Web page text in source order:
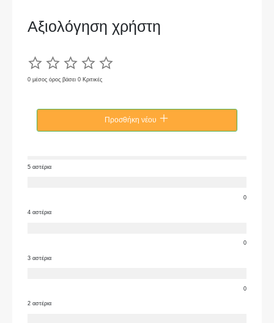
Αξιολόγηση χρήστη
0 μέσος όρος βάσει 0 Κριτικές
Προσθήκη νέου
5 αστέρια
0
4 αστέρια
0
3 αστέρια
0
2 αστέρια